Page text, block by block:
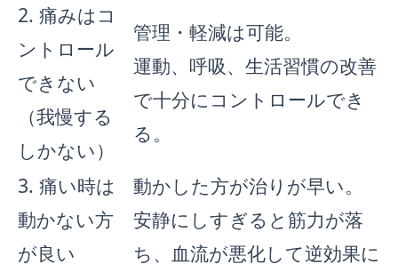
2. 痛みはコ
ントロール
できない
（我慢する
しかない）
管理・軽減は可能。
運動、呼吸、生活習慣の改善
で十分にコントロールでき
る。
3. 痛い時は
動かない方
が良い
動かした方が治りが早い。
安静にしすぎると筋力が落
ち、血流が悪化して逆効果に